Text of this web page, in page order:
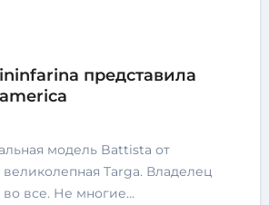
представила
Targa. Владелец
во все. Не многие…